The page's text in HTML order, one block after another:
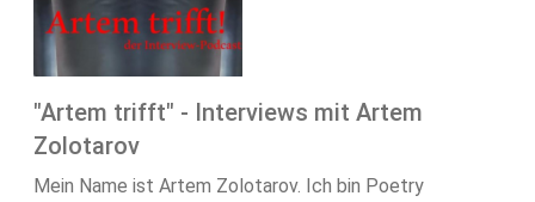
"Artem trifft" - Interviews mit Artem
Zolotarov
Mein Name ist Artem Zolotarov. Ich bin Poetry